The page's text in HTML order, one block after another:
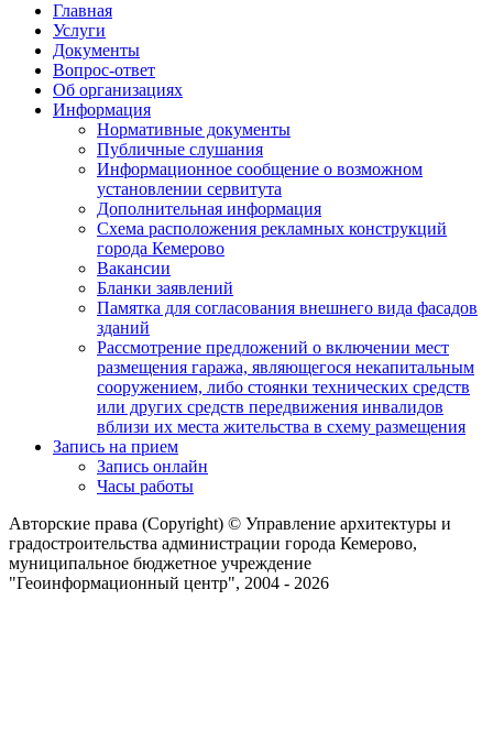
Главная
Услуги
Документы
Вопрос-ответ
Об организациях
Информация
Нормативные документы
Публичные слушания
Информационное сообщение о возможном
установлении сервитута
Дополнительная информация
Схема расположения рекламных конструкций
города Кемерово
Вакансии
Бланки заявлений
Памятка для согласования внешнего вида фасадов
зданий
Рассмотрение предложений о включении мест
размещения гаража, являющегося некапитальным
сооружением, либо стоянки технических средств
или других средств передвижения инвалидов
вблизи их места жительства в схему размещения
Запись на прием
Запись онлайн
Часы работы
Авторские права (Copyright) © Управление архитектуры и
градостроительства администрации города Кемерово,
муниципальное бюджетное учреждение
"Геоинформационный центр", 2004 - 2026